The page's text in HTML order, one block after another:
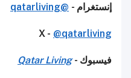
إنستغرام - @qatarliving
X - @qatarliving
فيسبوك -Qatar Living